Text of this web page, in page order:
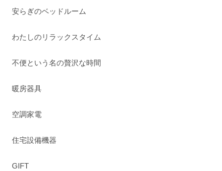
安らぎのベッドルーム
わたしのリラックスタイム
不便という名の贅沢な時間
暖房器具
空調家電
住宅設備機器
GIFT